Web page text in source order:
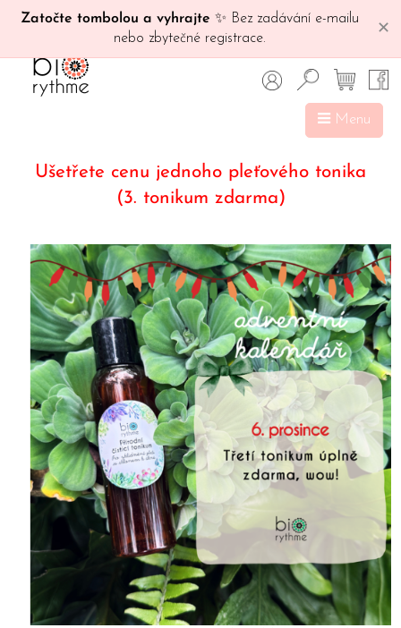
Zatočte tombolou a vyhrajte ✨ Bez zadávání e-mailu
nebo zbytečné registrace.
✕
Menu
Ušetřete cenu jednoho pleťového tonika
(3. tonikum zdarma)